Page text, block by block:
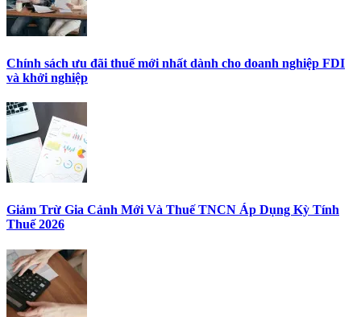
Chính sách ưu đãi thuế mới nhất dành cho doanh nghiệp FDI
và khởi nghiệp
Giảm Trừ Gia Cảnh Mới Và Thuế TNCN Áp Dụng Kỳ Tính
Thuế 2026